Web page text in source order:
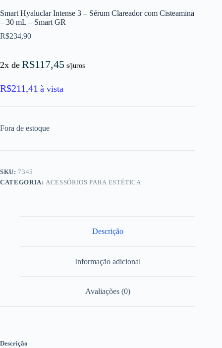
Smart Hyaluclar Intense 3 – Sérum Clareador com Cisteamina
– 30 mL – Smart GR
R$234,90
2x de R$117,45 s/juros
R$211,41 à vista
Fora de estoque
SKU: 7345
CATEGORIA:ACESSÓRIOS PARA ESTÉTICA
Descrição
Informação adicional
Avaliações (0)
Descrição